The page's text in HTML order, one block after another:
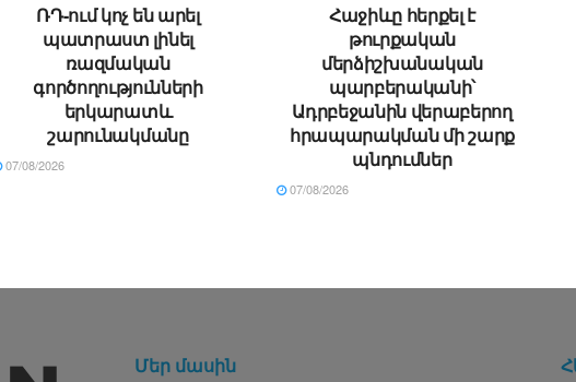
ՌԴ-ում կոչ են արել
պատրաստ լինել
ռազմական
գործողությունների
երկարատև
շարունակմանը
07/08/2026
Հաջիևը հերքել է
թուրքական
մերձիշխանական
պարբերականի՝
Ադրբեջանին վերաբերող
հրապարակման մի շարք
պնդումներ
07/08/2026
Մեր մասին